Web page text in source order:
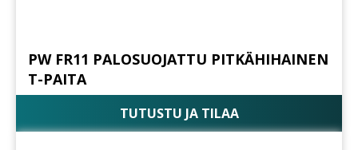
PW FR11 PALOSUOJATTU PITKÄHIHAINEN
T-PAITA
TUTUSTU JA TILAA